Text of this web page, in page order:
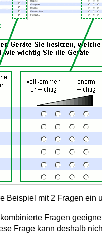
Beispiel mit 2 Fragen
Fragen
Frage kann deshalb